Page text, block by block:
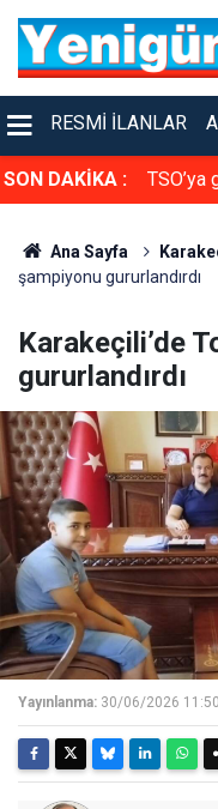
RESMI İLANLAR
SON DAKİKA :
çarpıştı TSO’ya
Ana Sayfa
şampiyonu gururlandırdı
Karakeçili’de
gururlandırdı
Yayınlanma: 30/06/2026 11:50